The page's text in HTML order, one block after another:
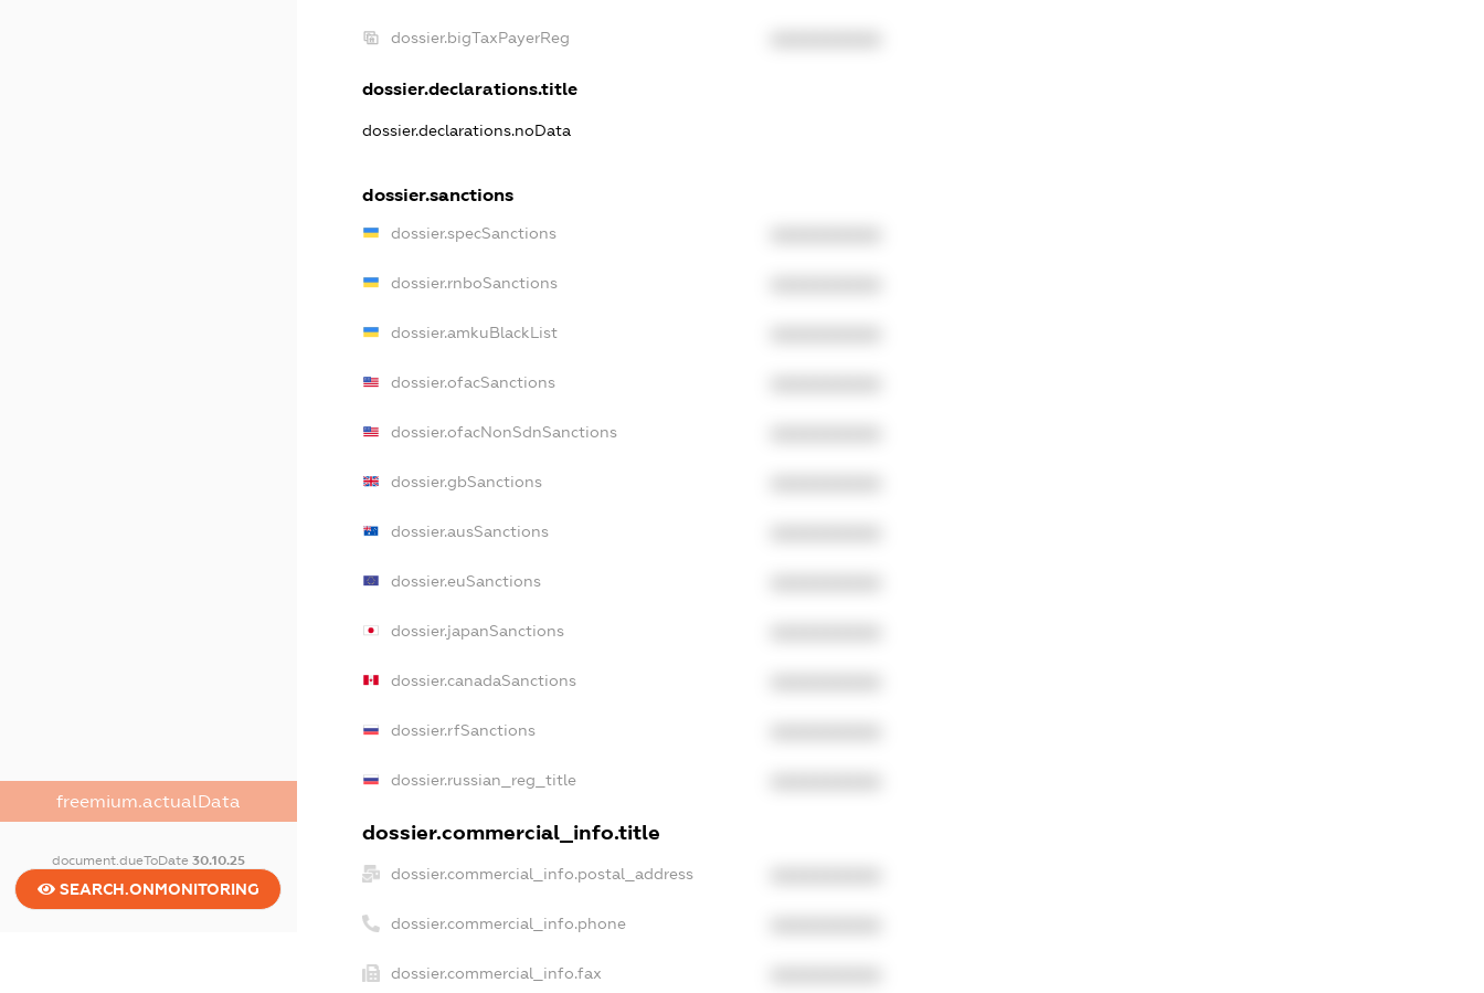
freemium.actualData
document.dueToDate 30.10.25
SEARCH.ONMONITORING
dossier.bigTaxPayerReg
dossier.declarations.title
dossier.declarations.noData
dossier.sanctions
dossier.specSanctions
dossier.rnboSanctions
dossier.amkuBlackList
dossier.ofacSanctions
dossier.ofacNonSdnSanctions
dossier.gbSanctions
dossier.ausSanctions
dossier.euSanctions
dossier.japanSanctions
dossier.canadaSanctions
dossier.rfSanctions
dossier.russian_reg_title
dossier.commercial_info.title
dossier.commercial_info.postal_address
dossier.commercial_info.phone
dossier.commercial_info.fax